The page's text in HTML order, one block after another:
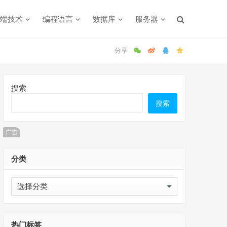
技术 编程语言 数据库 服务器
搜索
搜索
广告
分类
分
类
热门标签